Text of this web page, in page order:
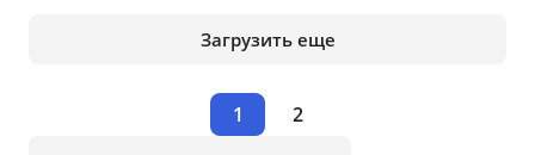
Загрузить еще
1 2